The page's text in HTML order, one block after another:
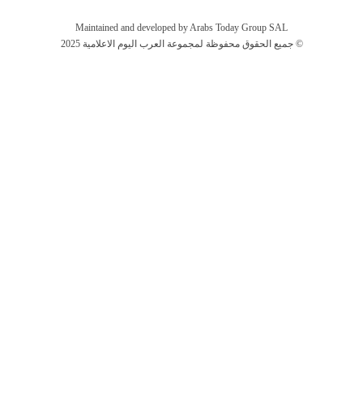
Maintained and developed by Arabs Today Group SAL
جميع الحقوق محفوظة لمجموعة العرب اليوم الاعلامية 2025 ©